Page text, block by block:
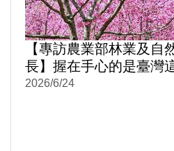
【專訪農業部林業及自
長】握在手心的是臺灣
《阡陌之森》從月曆到
2026/6/24